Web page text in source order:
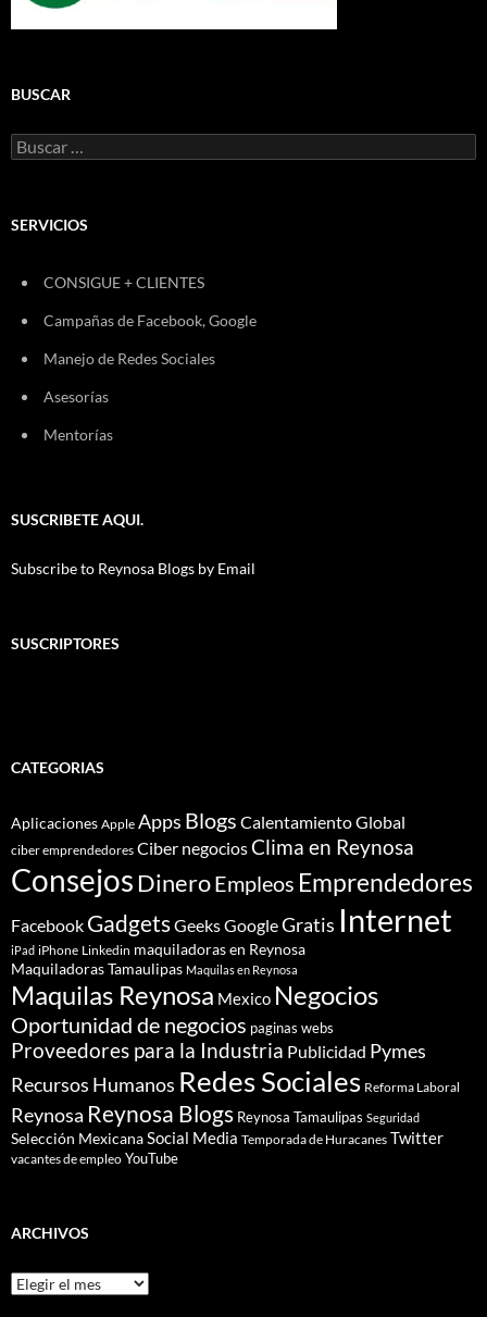
BUSCAR
Buscar:
SERVICIOS
CONSIGUE + CLIENTES
Campañas de Facebook, Google
Manejo de Redes Sociales
Asesorías
Mentorías
SUSCRIBETE AQUI.
Subscribe to Reynosa Blogs by Email
SUSCRIPTORES
CATEGORIAS
Aplicaciones Apple Apps Blogs Calentamiento Global
ciber emprendedores Ciber negociosClima en Reynosa
ConsejosDineroEmpleos Emprendedores
Facebook GadgetsGeeksGoogleGratis Internet
iPad iPhone Linkedin maquiladoras en Reynosa
Maquiladoras Tamaulipas Maquilas en Reynosa
Maquilas Reynosa Mexico Negocios
Oportunidad de negocios paginas webs
Proveedores para la Industria Publicidad Pymes
Recursos Humanos Redes Sociales Reforma Laboral
Reynosa Reynosa Blogs Reynosa Tamaulipas Seguridad
Selección MexicanaSocial Media Temporada de Huracanes Twitter
vacantes de empleo YouTube
ARCHIVOS
Archivos